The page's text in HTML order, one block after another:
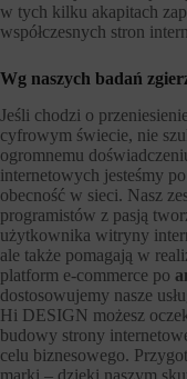
w tych kilku akapitach
współczesnych stron
Wg naszych badań
Jeśli chodzi o
cyfrowym świecie, nie
ogromnemu
internetowych jesteśmy
obecność w sieci. Nasz
programistów z pasją
użytkownika witryny
ale także pomagają w
platform e-commerce po
dostosowujemy nasze
Hi DESIGN możesz
budowy strony
celu biznesowego.
marki – dzięki naszym